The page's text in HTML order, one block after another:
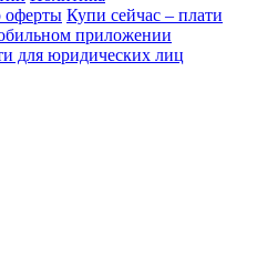
оферты Купи сейчас – плати
приложении
для юридических лиц